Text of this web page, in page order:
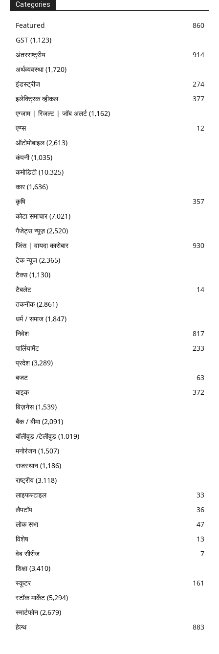
Categories
Featured
860
GST (1,123)
अंतरराष्ट्रीय
914
अर्थव्यवस्था(1,720)
इंडस्ट्रीज
274
इलेक्ट्रिक व्हीकल
377
एग्जाम | रिजल्ट | जॉब अलर्ट (1,162)
एप्प्स
12
ऑटोमोबाइल(2,613)
कंपनी(1,035)
कमोडिटी(10,325)
कार(1,636)
कृषि
357
कोटा समाचार(7,021)
गैजेट्स न्यूज़ (2,520)
जिंस | वायदा कारोबार
930
टेक न्यूज (2,365)
टैक्स(1,130)
टैबलेट
14
तकनीक(2,861)
धर्म / समाज (1,847)
निवेश
817
पार्लियामेंट
233
प्रदेश(3,289)
बजट
63
बाइक
372
बिज़नेस(1,539)
बैंक / बीमा(2,091)
बॉलीवुड /टेलीवुड (1,019)
मनोरंजन (1,507)
राजस्थान (1,186)
राष्ट्रीय (3,118)
लाइफस्टाइल
33
लैपटॉप
36
लोक सभा
47
विशेष
13
वेब सीरीज
7
शिक्षा(3,410)
स्कूटर
161
स्टॉक मार्केट (5,294)
स्मार्टफोन (2,679)
हेल्थ
883